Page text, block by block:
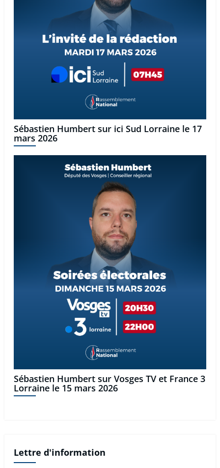
Sébastien Humbert sur ici Sud Lorraine le 17
mars 2026
Sébastien Humbert sur Vosges TV et France 3
Lorraine le 15 mars 2026
Lettre d'information